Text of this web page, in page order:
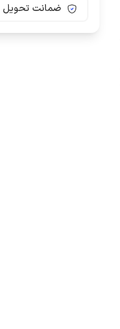
ضمانت تحویل